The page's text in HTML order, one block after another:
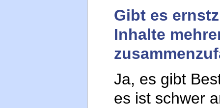
Gibt es
Inhalte
Ja, es gibt
es ist schwer